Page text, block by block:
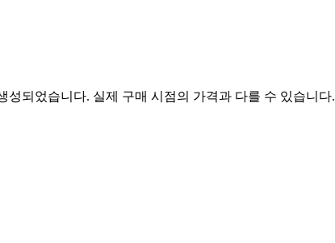
되었습니다. 실제 구매 시점의 가격과 다를 수 있습니다.